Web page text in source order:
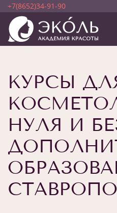
+7(8652)34-91-90
КУРСЫ
НУЛЯ И